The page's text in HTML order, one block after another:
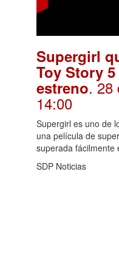
Supergirl
Toy Story
estreno. 28
14:00
Supergirl es uno de
una película de
superada fácilmente
SDP Noticias